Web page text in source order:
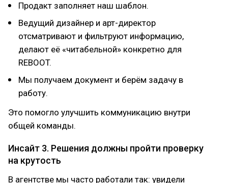
Продакт заполняет наш шаблон.
Ведущий дизайнер и арт-директор
отсматривают и фильтруют информацию,
делают её «читабельной» конкретно для
REBOOT.
Мы получаем документ и берём задачу в
работу.
Это помогло улучшить коммуникацию внутри
общей команды.
Инсайт 3. Решения должны пройти проверку
на крутость
В агентстве мы часто работали так: увидели